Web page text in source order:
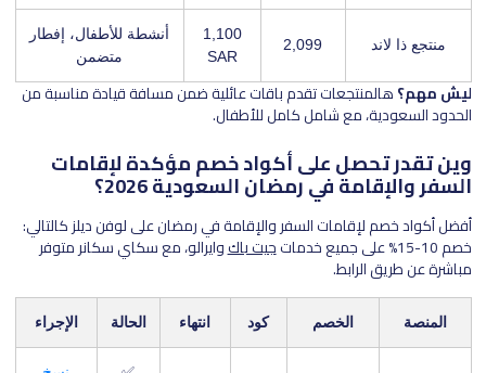
منتجع ذا لاند 2,099
1,100
SAR
أنشطة للأطفال، إفطار
متضمن
ليش مهم؟هالمنتجعات تقدم باقات عائلية ضمن مسافة قيادة مناسبة من
الحدود السعودية، مع شامل كامل للأطفال.
وين تقدر تحصل على أكواد خصم مؤكدة لإقامات
السفر والإقامة في رمضان السعودية 2026؟
أفضل أكواد خصم لإقامات السفر والإقامة في رمضان على لوفن ديلز كالتالي:
خصم 10-15% على جميع خدمات جيت باكوايرالو، مع سكاي سكانر متوفر
مباشرة عن طريق الرابط.
المنصة الخصم كود انتهاء الحالة الإجراء